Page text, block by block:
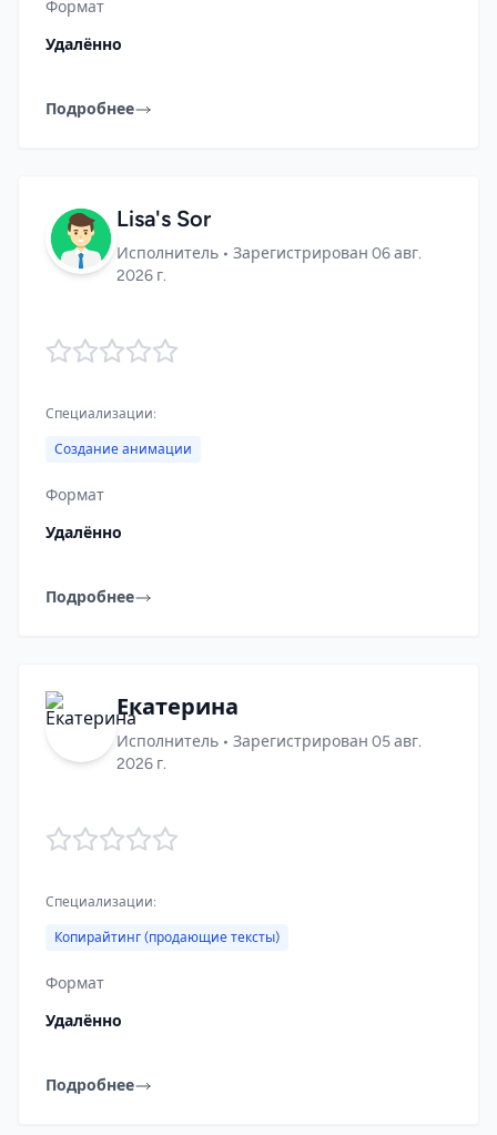
Формат
Удалённо
Подробнее
Lisa's Sor
Исполнитель • Зарегистрирован 06 авг.
2026 г.
Специализации:
Создание анимации
Формат
Удалённо
Подробнее
Екатерина
Исполнитель • Зарегистрирован 05 авг.
2026 г.
Специализации:
Копирайтинг (продающие тексты)
Формат
Удалённо
Подробнее